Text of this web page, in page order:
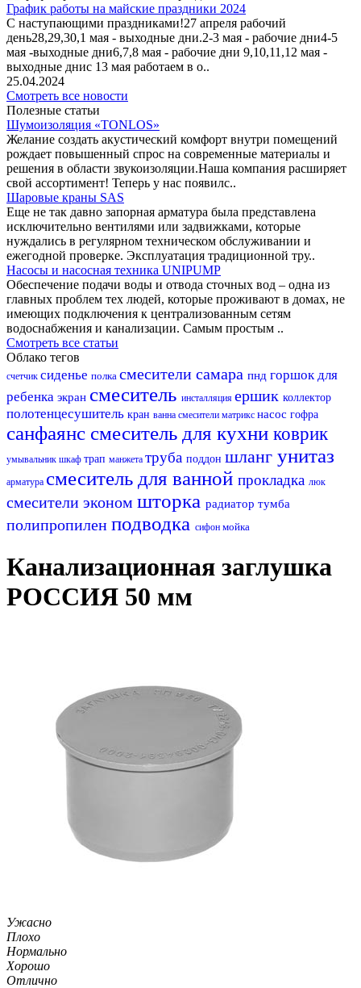
График работы на майские праздники 2024
С наступающими праздниками!27 апреля рабочий
день28,29,30,1 мая - выходные дни.2-3 мая - рабочие дни4-5
мая -выходные дни6,7,8 мая - рабочие дни 9,10,11,12 мая -
выходные днис 13 мая работаем в о..
25.04.2024
Смотреть все новости
Полезные статьи
Шумоизоляция «TONLOS»
Желание создать акустический комфорт внутри помещений
рождает повышенный спрос на современные материалы и
решения в области звукоизоляции.Наша компания расширяет
свой ассортимент! Теперь у нас появилс..
Шаровые краны SAS
Еще не так давно запорная арматура была представлена
исключительно вентилями или задвижками, которые
нуждались в регулярном техническом обслуживании и
ежегодной проверке. Эксплуатация традиционной тру..
Насосы и насосная техника UNIPUMP
Обеспечение подачи воды и отвода сточных вод – одна из
главных проблем тех людей, которые проживают в домах, не
имеющих подключения к централизованным сетям
водоснабжения и канализации. Самым простым ..
Смотреть все статьи
Облако тегов
счетчик сиденье полка смесители самара пнд горшок для
ребенка экран смеситель инсталляция ершик коллектор
полотенцесушитель кран ванна смесители матрикс насос гофра
санфаянс смеситель для кухни коврик
умывальник шкаф трап манжета труба поддон шланг унитаз
арматура смеситель для ванной прокладка люк
смесители эконом шторка радиатор тумба
полипропилен подводка сифон мойка
Канализационная заглушка
РОССИЯ 50 мм
Ужасно
Плохо
Нормально
Хорошо
Отлично